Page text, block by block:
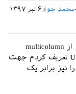
   \
multicolumn
   \
hline
   \
multicolumn{
multicolumn{ 1
۶ تیر ۱۳۹۷ محمد جواد
تعریف جدول شما خیلی شلوغ و پر از multicolumn
بی‌مورد بود. یک نوع ستون به نام U تعریف کردم جهت
تراز شدن در مرکز سلول و colsep را نیز برابر یک